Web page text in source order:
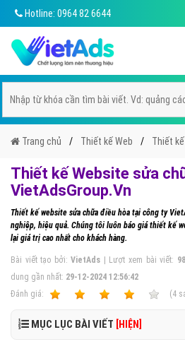
Hotline: 0964 82 6644
Trang chủ Thiết kế Web Thiết
Thiết kế Website sửa
VietAdsGroup.Vn
Thiết kế website sửa chữa điều hòa tại công ty
nghiệp, hiệu quả. Chúng tôi luôn báo giá thiết kế
lại giá trị cao nhất cho khách hàng.
Bài viết tạo bởi:VietAds | Lượt xem bài viết:
dung gần nhất: 29-12-2024 12:56:42
Ðánh giá:
(4
MỤC LỤC BÀI VIẾT [HIỆN]